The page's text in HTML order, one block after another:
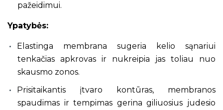
pažeidimui.
Ypatybės:
Elastinga membrana sugeria kelio sąnariui
tenkačias apkrovas ir nukreipia jas toliau nuo
skausmo zonos.
Prisitaikantis įtvaro kontūras, membranos
spaudimas ir tempimas gerina giliuosius judesio